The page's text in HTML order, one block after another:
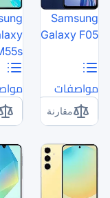
Samsung
Galaxy Tab
مواصفات
مقارنة